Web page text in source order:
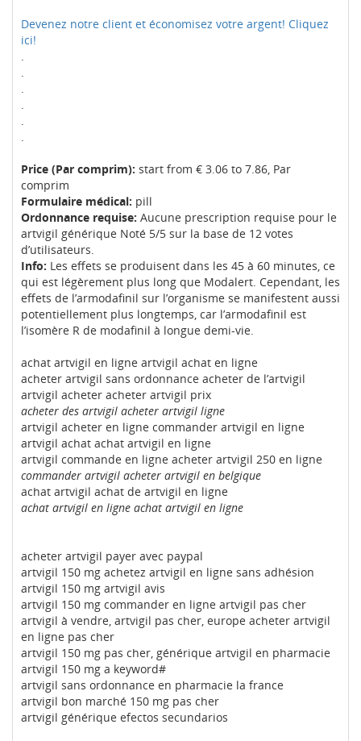
Devenez notre client et économisez votre argent! Cliquez
ici!
.
.
.
.
.
.
Price (Par comprim): start from € 3.06 to 7.86, Par
comprim
Formulaire médical: pill
Ordonnance requise: Aucune prescription requise pour le
artvigil générique Noté 5/5 sur la base de 12 votes
d’utilisateurs.
Info: Les effets se produisent dans les 45 à 60 minutes, ce
qui est légèrement plus long que Modalert. Cependant, les
effets de l’armodafinil sur l’organisme se manifestent aussi
potentiellement plus longtemps, car l’armodafinil est
l’isomère R de modafinil à longue demi-vie.
achat artvigil en ligne artvigil achat en ligne
acheter artvigil sans ordonnance acheter de l’artvigil
artvigil acheter acheter artvigil prix
acheter des artvigil acheter artvigil ligne
artvigil acheter en ligne commander artvigil en ligne
artvigil achat achat artvigil en ligne
artvigil commande en ligne acheter artvigil 250 en ligne
commander artvigil acheter artvigil en belgique
achat artvigil achat de artvigil en ligne
achat artvigil en ligne achat artvigil en ligne
acheter artvigil payer avec paypal
artvigil 150 mg achetez artvigil en ligne sans adhésion
artvigil 150 mg artvigil avis
artvigil 150 mg commander en ligne artvigil pas cher
artvigil à vendre, artvigil pas cher, europe acheter artvigil
en ligne pas cher
artvigil 150 mg pas cher, générique artvigil en pharmacie
artvigil 150 mg a keyword#
artvigil sans ordonnance en pharmacie la france
artvigil bon marché 150 mg pas cher
artvigil générique efectos secundarios